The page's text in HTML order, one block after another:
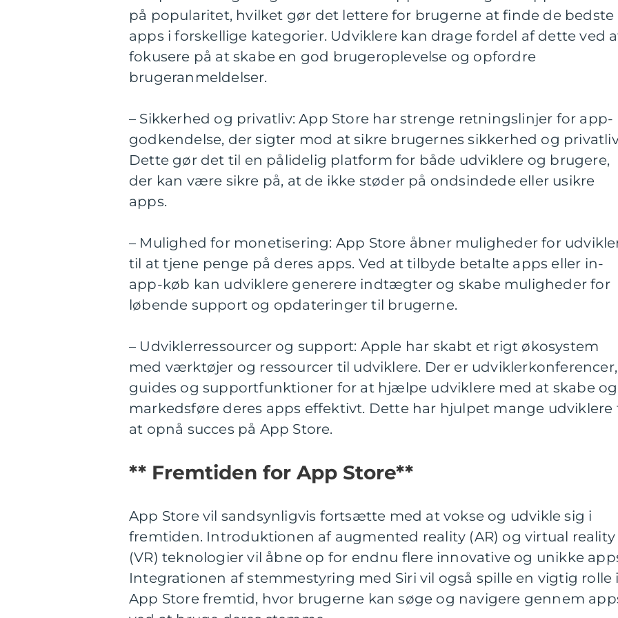
på popularitet, hvilket gør det lettere for brugerne at finde de bedste
apps i forskellige kategorier. Udviklere kan drage fordel af dette ved
fokusere på at skabe en god brugeroplevelse og opfordre
brugeranmeldelser.
– Sikkerhed og privatliv: App Store har strenge retningslinjer for app-
godkendelse, der sigter mod at sikre brugernes sikkerhed og
Dette gør det til en pålidelig platform for både udviklere og brugere,
der kan være sikre på, at de ikke støder på ondsindede eller usikre
apps.
– Mulighed for monetisering: App Store åbner muligheder for
til at tjene penge på deres apps. Ved at tilbyde betalte apps eller in-
app-køb kan udviklere generere indtægter og skabe muligheder for
løbende support og opdateringer til brugerne.
– Udviklerressourcer og support: Apple har skabt et rigt økosystem
med værktøjer og ressourcer til udviklere. Der er udviklerkonferencer,
guides og supportfunktioner for at hjælpe udviklere med at skabe og
markedsføre deres apps effektivt. Dette har hjulpet mange udviklere
at opnå succes på App Store.
** Fremtiden for App Store**
App Store vil sandsynligvis fortsætte med at vokse og udvikle sig i
fremtiden. Introduktionen af augmented reality (AR) og virtual reality
(VR) teknologier vil åbne op for endnu flere innovative og unikke
Integrationen af stemmestyring med Siri vil også spille en vigtig rolle i
App Store fremtid, hvor brugerne kan søge og navigere gennem